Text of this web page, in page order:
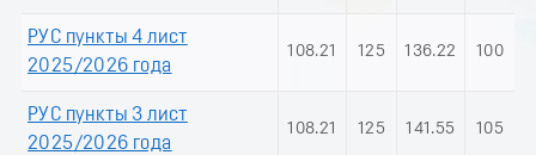
РУС пункты 4 лист
2025/2026 года
108.21 125 136.22 100
РУС пункты 3 лист
2025/2026 года
108.21 125 141.55 105